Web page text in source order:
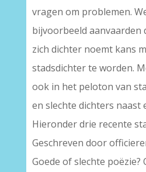
vragen om problemen.
bijvoorbeeld aanvaarden
zich dichter noemt kans
stadsdichter te worden.
ook in het peloton van
en slechte dichters naast
Hieronder drie recente
Geschreven door
Goede of slechte poëzie?